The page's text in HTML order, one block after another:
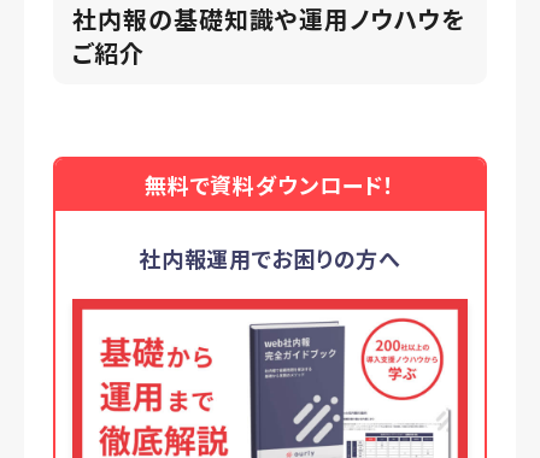
社内報の基礎知識や運用ノウハウを
ご紹介
無料で資料ダウンロード！
社内報運用でお困りの方へ